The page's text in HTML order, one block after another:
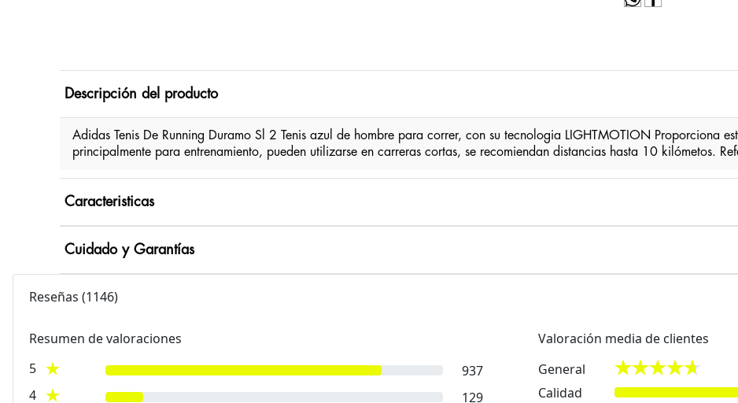
Descripción del producto
Adidas Tenis De Running Duramo Sl 2 Tenis azul de hombre para correr, con su tecnologia LIGHTMOTION Proporciona
principalmente para entrenamiento, pueden utilizarse en carreras cortas, se recomiendan distancias hasta 10 kilómetos.
Caracteristicas
Cuidado y Garantías
Reseñas (1146)
Resumen de valoraciones
5
937
4
129
Valoración media de clientes
General
Calidad